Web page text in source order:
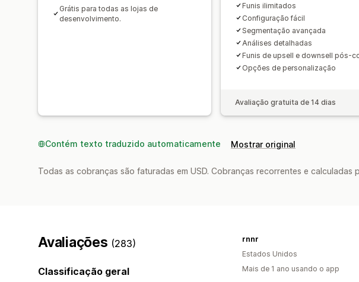
Grátis para todas as lojas de
desenvolvimento.
Funis ilimitados
Configuração fácil
Segmentação avançada
Análises detalhadas
Funis de upsell e downsell pós-
Opções de personalização
Avaliação gratuita de 14 dias
Contém texto traduzido automaticamente Mostrar original
Todas as cobranças são faturadas em USD. Cobranças recorrentes e calculadas
Avaliações (283)
Classificação geral
rnnr
Estados Unidos
Mais de 1 ano usando o app